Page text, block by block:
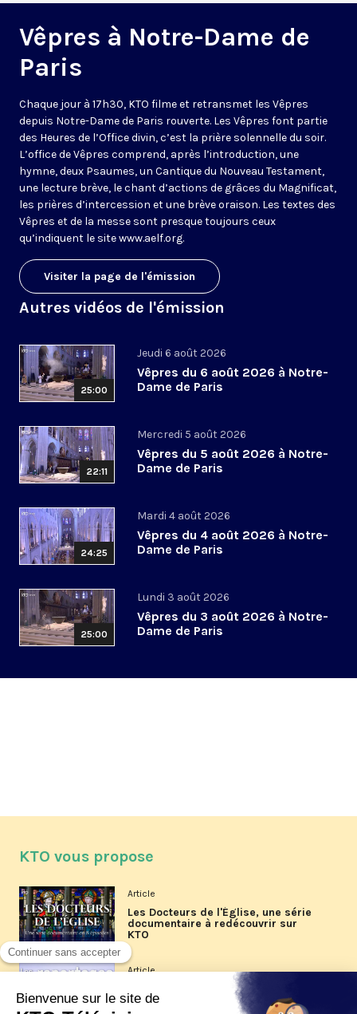
Vêpres à Notre-Dame de
Paris
Chaque jour à 17h30, KTO filme et retransmet les Vêpres
depuis Notre-Dame de Paris rouverte. Les Vêpres font partie
des Heures de l’Office divin, c’est la prière solennelle du soir.
L’office de Vêpres comprend, après l’introduction, une
hymne, deux Psaumes, un Cantique du Nouveau Testament,
une lecture brève, le chant d’actions de grâces du Magnificat,
les prières d’intercession et une brève oraison. Les textes des
Vêpres et de la messe sont presque toujours ceux
qu’indiquent le sitewww.aelf.org.
Visiter la page de l'émission
Autres vidéos de l'émission
25:00
Jeudi 6 août 2026
Vêpres du 6 août 2026 à Notre-
Dame de Paris
22:11
Mercredi 5 août 2026
Vêpres du 5 août 2026 à Notre-
Dame de Paris
24:25
Mardi 4 août 2026
Vêpres du 4 août 2026 à Notre-
Dame de Paris
25:00
Lundi 3 août 2026
Vêpres du 3 août 2026 à Notre-
Dame de Paris
KTO vous propose
Article
Les Docteurs de l'Église, une série
documentaire à redécouvrir sur
KTO
Article
Les reportages d'été 2026 de KTO